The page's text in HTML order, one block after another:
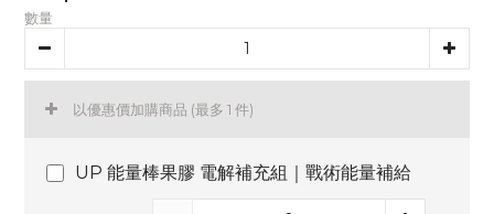
數量
以優惠價加購商品 (最多 1 件)
UP 能量棒果膠 電解補充組｜戰術能量補給